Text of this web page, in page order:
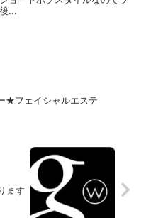
...
★フェイシャルエステ
ます